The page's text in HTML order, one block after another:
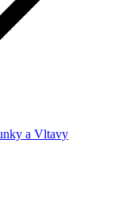
a Vltavy